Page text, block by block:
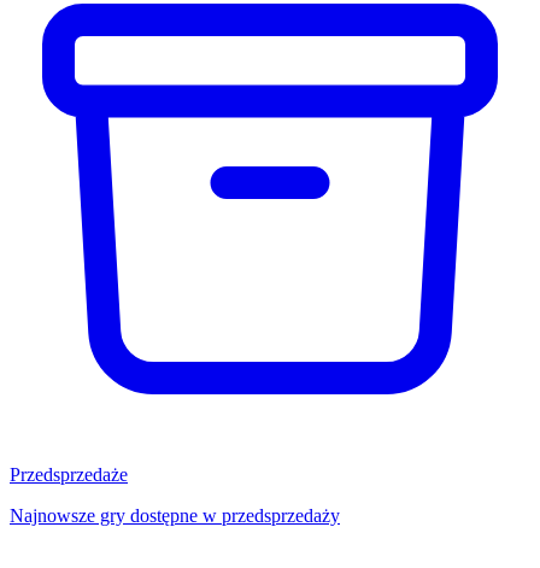
Przedsprzedaże
Najnowsze gry dostępne w przedsprzedaży